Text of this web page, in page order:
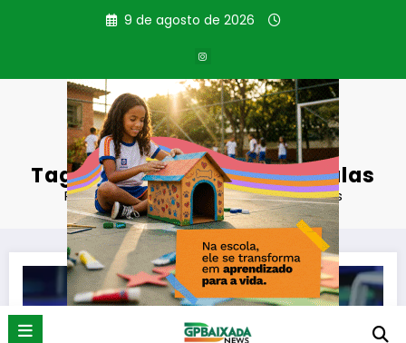
9 de agosto de 2026
Tag: efetivação de matrículas
Página inicial efetivação de matrículas